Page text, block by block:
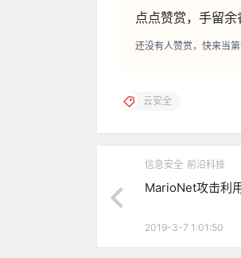
点点赞赏，手留余
还没有人赞赏，快来当第
云安全
信息安全 前沿科技
MarioNet攻击利
2019-3-7 1:01:50